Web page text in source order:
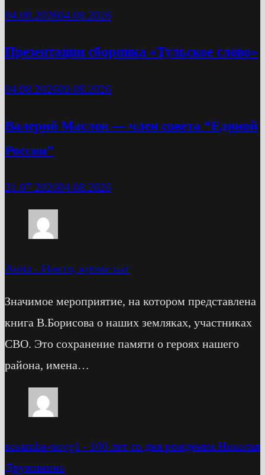
04.08.202604.08.2026
Презентации сборника «Тульское слово»
04.08.202609.08.2026
Валерий Маслов — член совета “Единой
России”
31.07.202604.08.2026
Анна - Никто, кроме нас
Значимое мероприятие, на котором представлена
книга В.Борисова о наших земляках, участниках
СВО. Это сохранение памяти о героях нашего
района, имена…
sosamba-novg1 - 100 лет со дня рождения Николая
Дружинина